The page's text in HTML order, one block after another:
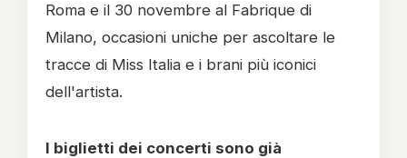
Roma e il 30 novembre al Fabrique di
Milano, occasioni uniche per ascoltare le
tracce di Miss Italia e i brani più iconici
dell'artista.
I biglietti dei concerti sono già